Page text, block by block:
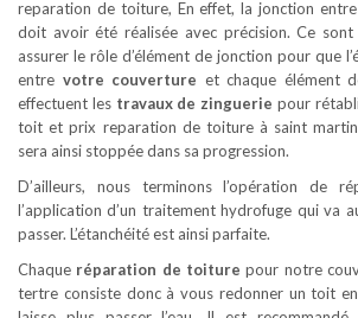
reparation de toiture, En effet, la jonction
doit avoir été réalisée avec précision. Ce
assurer le rôle d’élément de jonction pour que
entre votre couverture et chaque élément
effectuent lestravaux de zinguerie pour
toit et prix reparation de toiture à saint martin
sera ainsi stoppée dans sa progression.
D’ailleurs, nous terminons l’opération de
l’application d’un traitement hydrofuge qui va
passer. L’étanchéité est ainsi parfaite.
Chaque réparation de toiture pour notre
tertre consiste donc à vous redonner un toit